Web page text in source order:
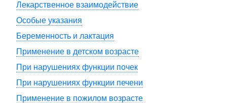
Лекарственное взаимодействие
Особые указания
Беременность и лактация
Применение в детском возрасте
При нарушениях функции почек
При нарушениях функции печени
Применение в пожилом возрасте